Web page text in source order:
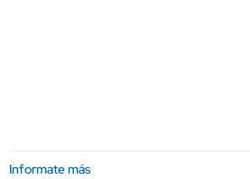
Informate más